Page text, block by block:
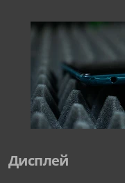
Дисплей